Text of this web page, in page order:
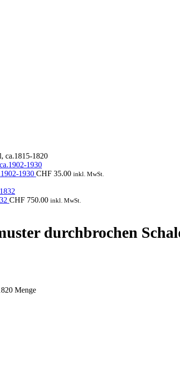
ca.1815-1820
1930 CHF 35.00 inkl. MwSt.
CHF 750.00 inkl. MwSt.
durchbrochen
Menge